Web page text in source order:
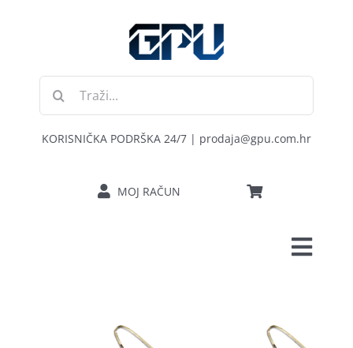
Traži...
KORISNIČKA PODRŠKA 24/7 | prodaja@gpu.com.hr
MOJ RAČUN